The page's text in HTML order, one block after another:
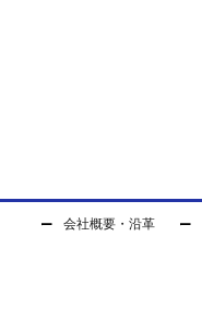
会社概要・沿革